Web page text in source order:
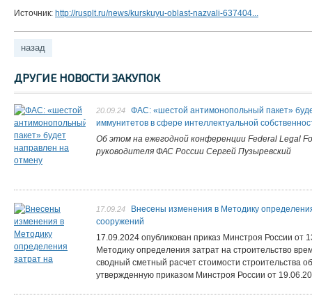
Источник: http://rusplt.ru/news/kurskuyu-oblast-nazvali-637404...
назад
ДРУГИЕ НОВОСТИ ЗАКУПОК
20.09.24
ФАС: «шестой антимонопольный пакет»
иммунитетов в сфере интеллектуальной
Об этом на ежегодной конференции Federal Legal
руководителя ФАС России Сергей Пузыревский
17.09.24
Внесены изменения в Методику
сооружений
17.09.2024 опубликован приказ Минстроя России
Методику определения затрат на строительство
сводный сметный расчет стоимости строительства
утвержденную приказом Минстроя России от